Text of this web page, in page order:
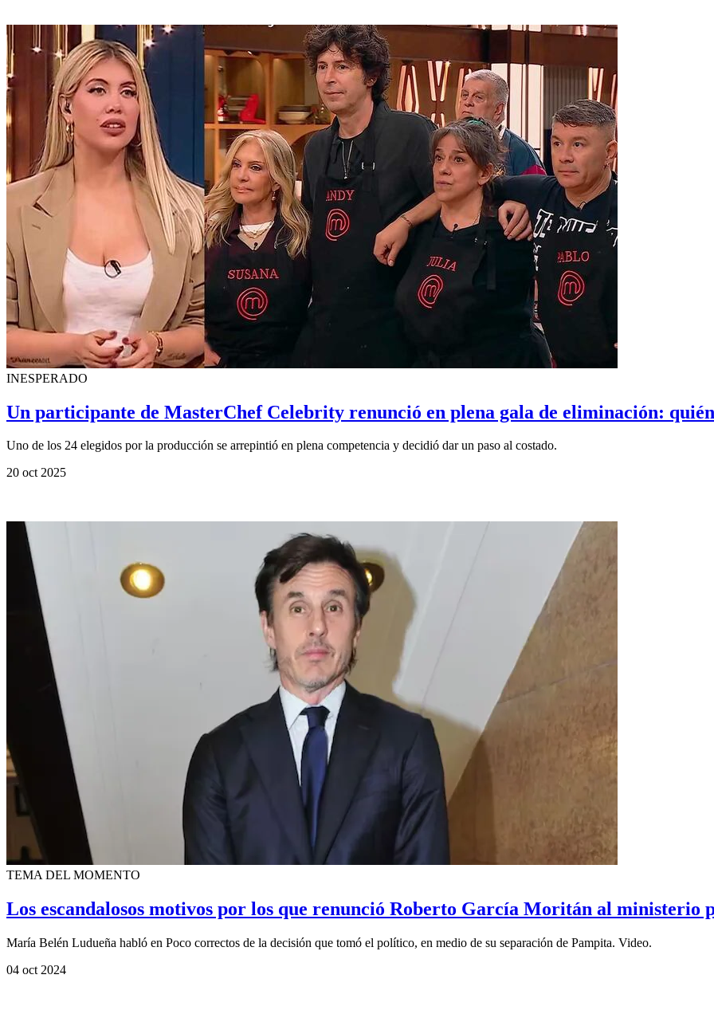
INESPERADO
Un participante de MasterChef Celebrity renunció en plena gala de eliminación:
Uno de los 24 elegidos por la producción se arrepintió en plena competencia y decidió dar un paso al costado.
20 oct 2025
TEMA DEL MOMENTO
Los escandalosos motivos por los que renunció Roberto García Moritán al ministerio
María Belén Ludueña habló en Poco correctos de la decisión que tomó el político, en medio de su separación de Pampita. Video.
04 oct 2024